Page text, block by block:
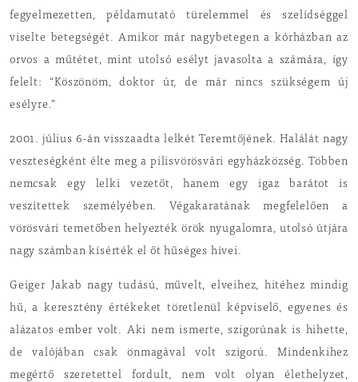
fegyelmezetten, példamutató türelemmel és szelídséggel
viselte betegségét. Amikor már nagybetegen a kórházban az
orvos a műtétet, mint utolsó esélyt javasolta a számára, így
felelt: “Köszönöm, doktor úr, de már nincs szükségem új
esélyre.”
2001. július 6-án visszaadta lelkét Teremtőjének. Halálát nagy
veszteségként élte meg a pilisvörösvári egyházközség. Többen
nemcsak egy lelki vezetőt, hanem egy igaz barátot is
veszítettek személyében. Végakaratának megfelelően a
vörösvári temetőben helyezték örök nyugalomra, utolsó útjára
nagy számban kísérték el őt hűséges hívei.
Geiger Jakab nagy tudású, művelt, elveihez, hitéhez mindig
hű, a keresztény értékeket töretlenül képviselő, egyenes és
alázatos ember volt. Aki nem ismerte, szigorúnak is hihette,
de valójában csak önmagával volt szigorú. Mindenkihez
megértő szeretettel fordult, nem volt olyan élethelyzet,